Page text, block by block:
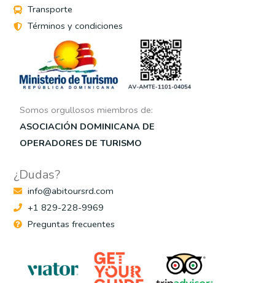
Transporte
Términos y condiciones
Somos orgullosos miembros de:
ASOCIACIÓN DOMINICANA DE
OPERADORES DE TURISMO
¿Dudas?
info@abitoursrd.com
+1 829-228-9969
Preguntas frecuentes